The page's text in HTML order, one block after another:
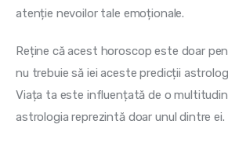
atenție nevoilor tale emoționale.
Reține că acest horoscop este doar
nu trebuie să iei aceste predicții
Viața ta este influențată de o
astrologia reprezintă doar unul dintre ei.